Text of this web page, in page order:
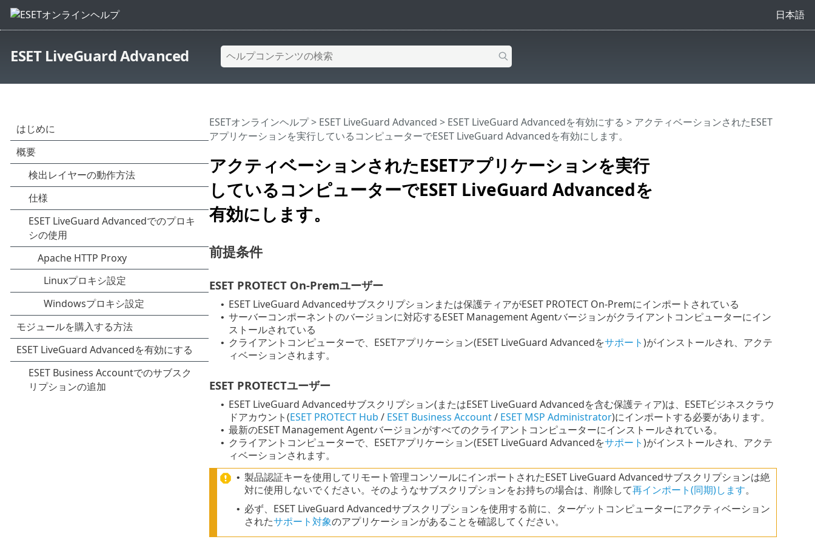
日本語
ESET LiveGuard Advanced
アクティベーションされたESETアプリケーションを実行
しているコンピューターでESET LiveGuard Advancedを
有効にします。
ESETオンラインヘルプ> ESET LiveGuard Advanced > ESET LiveGuard Advancedを有効にする > アクティベーションされたESET
アプリケーションを実行しているコンピューターでESET LiveGuard Advancedを有効にします。
前提条件
ESET PROTECT On-Premユーザー
• ESET LiveGuard Advancedサブスクリプションまたは保護ティアがESET PROTECT On-Premにインポートされている
• サーバーコンポーネントのバージョンに対応するESET Management Agentバージョンがクライアントコンピューターにイン
ストールされている
• クライアントコンピューターで、ESETアプリケーション(ESET LiveGuard Advancedをサポート)がインストールされ、アクテ
ィベーションされます。
ESET PROTECTユーザー
• ESET LiveGuard Advancedサブスクリプション(またはESET LiveGuard Advancedを含む保護ティア)は、ESETビジネスクラウ
ドアカウント(ESET PROTECT Hub / ESET Business Account/ ESET MSP Administrator)にインポートする必要があります。
• 最新のESET Management Agentバージョンがすべてのクライアントコンピューターにインストールされている。
• クライアントコンピューターで、ESETアプリケーション(ESET LiveGuard Advancedをサポート)がインストールされ、アクテ
ィベーションされます。
• 製品認証キーを使用してリモート管理コンソールにインポートされたESET LiveGuard Advancedサブスクリプションは絶
対に使用しないでください。そのようなサブスクリプションをお持ちの場合は、削除して再インポート(同期)します。
• 必ず、ESET LiveGuard Advancedサブスクリプションを使用する前に、ターゲットコンピューターにアクティベーション
されたサポート対象のアプリケーションがあることを確認してください。